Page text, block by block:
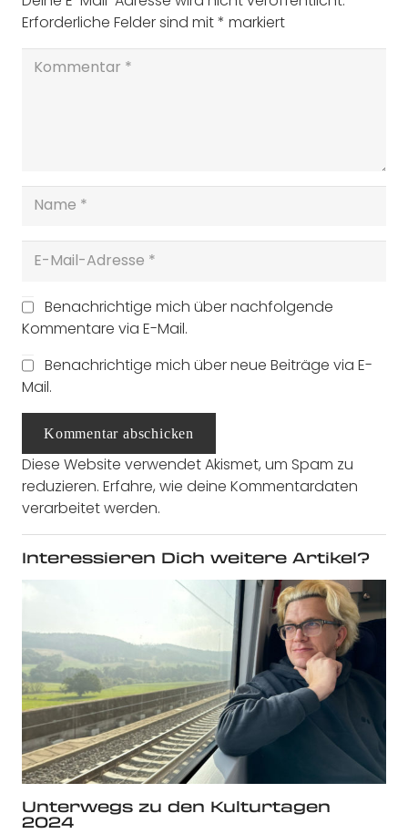
Erforderliche Felder sind mit* markiert
Benachrichtige mich über nachfolgende
Kommentare via E-Mail.
Benachrichtige mich über neue Beiträge via E-
Mail.
Kommentar abschicken
Diese Website verwendet Akismet, um Spam zu
reduzieren. Erfahre, wie deine Kommentardaten
verarbeitet werden.
Interessieren Dich weitere Artikel?
Unterwegs zu den Kulturtagen
2024